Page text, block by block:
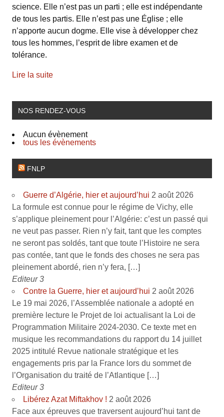
science. Elle n’est pas un parti ; elle est indépendante
de tous les partis. Elle n’est pas une Église ; elle
n’apporte aucun dogme. Elle vise à développer chez
tous les hommes, l’esprit de libre examen et de
tolérance.
Lire la suite
NOS RENDEZ-VOUS
Aucun évènement
tous les évènements
FNLP
Guerre d’Algérie, hier et aujourd’hui 2 août 2026
La formule est connue pour le régime de Vichy, elle
s’applique pleinement pour l’Algérie: c’est un passé qui
ne veut pas passer. Rien n’y fait, tant que les comptes
ne seront pas soldés, tant que toute l’Histoire ne sera
pas contée, tant que le fonds des choses ne sera pas
pleinement abordé, rien n’y fera, […]
Editeur 3
Contre la Guerre, hier et aujourd’hui 2 août 2026
Le 19 mai 2026, l’Assemblée nationale a adopté en
première lecture le Projet de loi actualisant la Loi de
Programmation Militaire 2024-2030. Ce texte met en
musique les recommandations du rapport du 14 juillet
2025 intitulé Revue nationale stratégique et les
engagements pris par la France lors du sommet de
l’Organisation du traité de l’Atlantique […]
Editeur 3
Libérez Azat Miftakhov ! 2 août 2026
Face aux épreuves que traversent aujourd’hui tant de